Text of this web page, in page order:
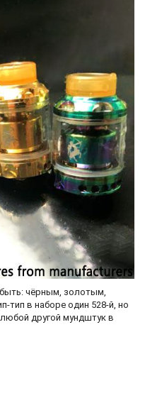
чёрным, золотым,
в наборе один 528-й, но
другой мундштук в